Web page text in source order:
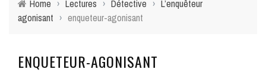
Home › Lectures › Détective › L’enquêteur
agonisant › enqueteur-agonisant
ENQUETEUR-AGONISANT